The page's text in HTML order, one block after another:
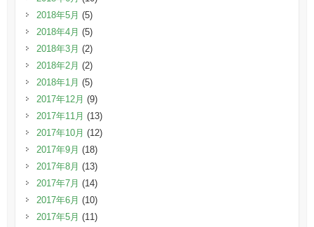
2018年5月 (5)
2018年4月 (5)
2018年3月 (2)
2018年2月 (2)
2018年1月 (5)
2017年12月 (9)
2017年11月 (13)
2017年10月 (12)
2017年9月 (18)
2017年8月 (13)
2017年7月 (14)
2017年6月 (10)
2017年5月 (11)